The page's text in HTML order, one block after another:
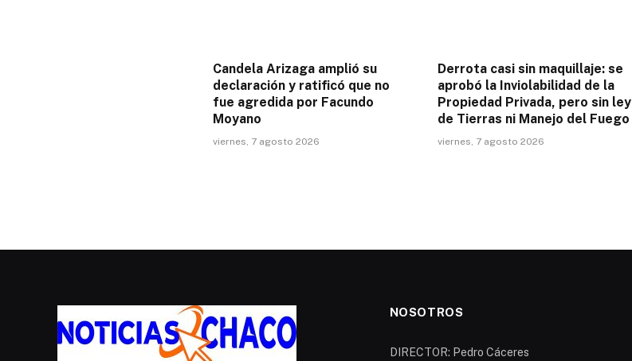
Candela Arizaga amplió su
declaración y ratificó que no
fue agredida por Facundo
Moyano
viernes, 7 agosto 2026
Derrota casi sin maquillaje: se
aprobó la Inviolabilidad de la
Propiedad Privada, pero sin ley
de Tierras ni Manejo del Fuego
viernes, 7 agosto 2026
NOSOTROS
DIRECTOR: Pedro Cáceres